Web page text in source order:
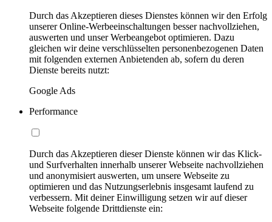
Durch das Akzeptieren dieses Dienstes können wir den Erfolg
unserer Online-Werbeeinschaltungen besser nachvollziehen,
auswerten und unser Werbeangebot optimieren. Dazu
gleichen wir deine verschlüsselten personenbezogenen Daten
mit folgenden externen Anbietenden ab, sofern du deren
Dienste bereits nutzt:
Google Ads
Performance
Durch das Akzeptieren dieser Dienste können wir das Klick-
und Surfverhalten innerhalb unserer Webseite nachvollziehen
und anonymisiert auswerten, um unsere Webseite zu
optimieren und das Nutzungserlebnis insgesamt laufend zu
verbessern. Mit deiner Einwilligung setzen wir auf dieser
Webseite folgende Drittdienste ein: